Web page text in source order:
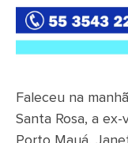
Faleceu na
Santa Rosa, a